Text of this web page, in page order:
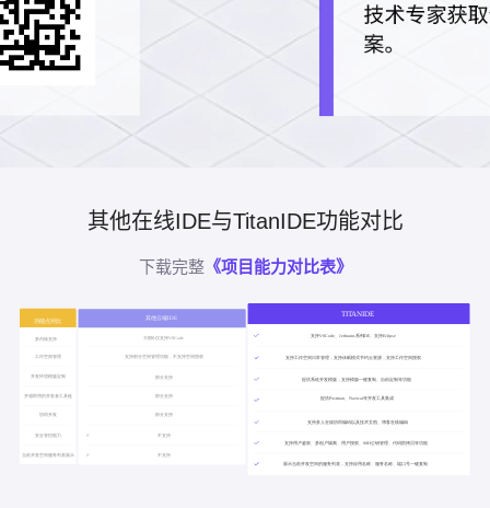
其他在线IDE与TitanIDE功能对比
下载完整《项目能力对比表》